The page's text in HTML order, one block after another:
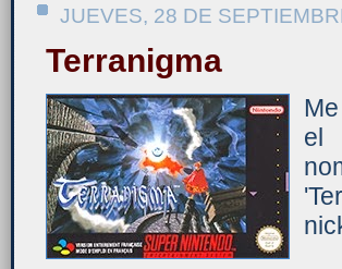
JUEVES, 28 DE
Terranigma
el